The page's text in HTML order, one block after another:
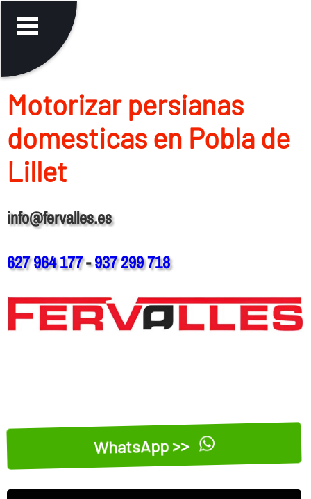
Motorizar persianas
domesticas en Pobla de
Lillet
info@fervalles.es
627 964 177-937 299 718
WhatsApp >>